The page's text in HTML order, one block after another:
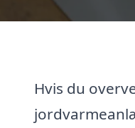
Hvis du